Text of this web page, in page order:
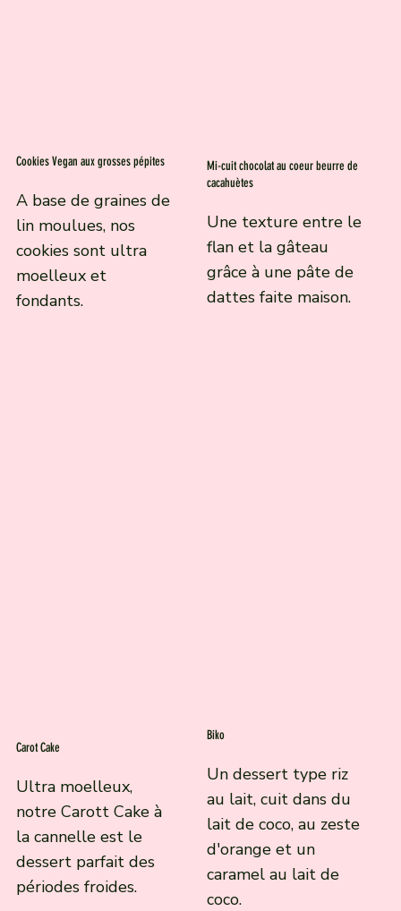
Cookies Vegan aux grosses pépites
A base de graines de
lin moulues, nos
cookies sont ultra
moelleux et
fondants.
Mi-cuit chocolat au coeur beurre de
cacahuètes
Une texture entre le
flan et la gâteau
grâce à une pâte de
dattes faite maison.
Carot Cake
Ultra moelleux,
notre Carott Cake à
la cannelle est le
dessert parfait des
périodes froides.
Biko
Un dessert type riz
au lait, cuit dans du
lait de coco, au zeste
d'orange et un
caramel au lait de
coco.